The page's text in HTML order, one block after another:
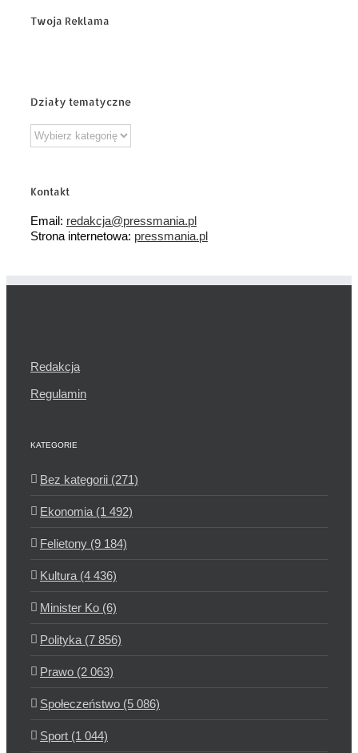
Twoja Reklama
Działy tematyczne
Działy
tematyczne
Kontakt
Email: redakcja@pressmania.pl
Strona internetowa: pressmania.pl
Redakcja
Regulamin
KATEGORIE
Bez kategorii (271)
Ekonomia (1 492)
Felietony (9 184)
Kultura (4 436)
Minister Ko (6)
Polityka (7 856)
Prawo (2 063)
Społeczeństwo (5 086)
Sport (1 044)